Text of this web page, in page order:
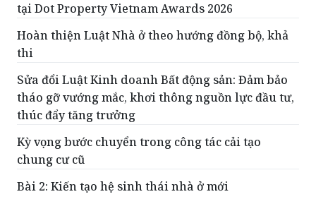
tại Dot Property Vietnam Awards 2026
Hoàn thiện Luật Nhà ở theo hướng đồng bộ, khả
thi
Sửa đổi Luật Kinh doanh Bất động sản: Đảm bảo
tháo gỡ vướng mắc, khơi thông nguồn lực đầu tư,
thúc đẩy tăng trưởng
Kỳ vọng bước chuyển trong công tác cải tạo
chung cư cũ
Bài 2: Kiến tạo hệ sinh thái nhà ở mới